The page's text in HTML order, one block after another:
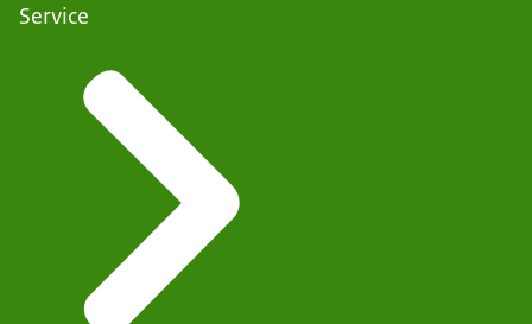
Service